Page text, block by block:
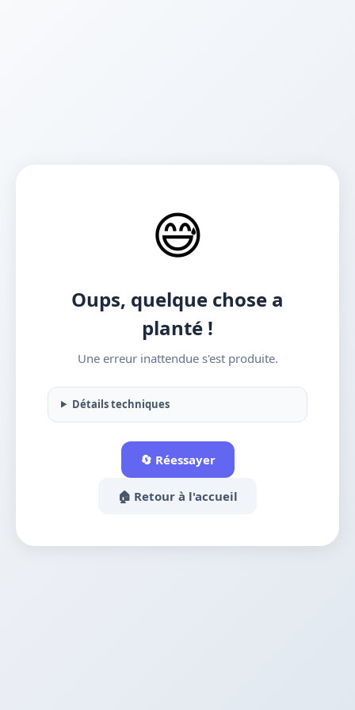
😅
Oups, quelque chose a
planté !
Une erreur inattendue s'est produite.
Détails techniques
🔄 Réessayer
🏠 Retour à l'accueil